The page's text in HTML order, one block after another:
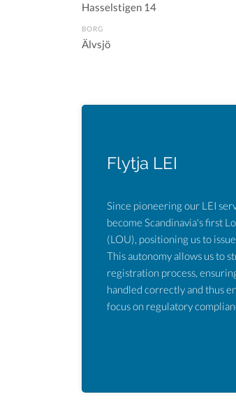
Hasselstigen 14
BORG
Älvsjö
Flytja LEI
Since pioneering our LEI
become Scandinavia's first
(LOU), positioning us to
This autonomy allows us to
registration process,
handled correctly and thus
focus on regulatory